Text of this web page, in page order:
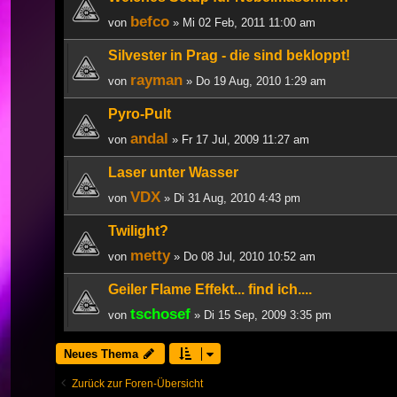
von befco » Mi 02 Feb, 2011 11:00 am
Silvester in Prag - die sind bekloppt!
von rayman » Do 19 Aug, 2010 1:29 am
Pyro-Pult
von andal » Fr 17 Jul, 2009 11:27 am
Laser unter Wasser
von VDX » Di 31 Aug, 2010 4:43 pm
Twilight?
von metty» Do 08 Jul, 2010 10:52 am
Geiler Flame Effekt... find ich....
von tschosef » Di 15 Sep, 2009 3:35 pm
Neues Thema
Zurück zur Foren-Übersicht